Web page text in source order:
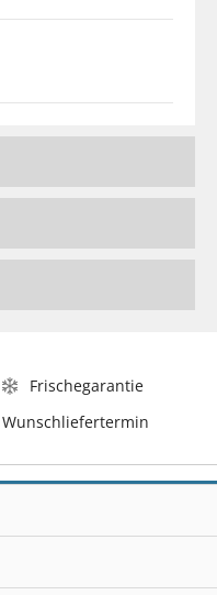
Frischegarantie
Wunschliefertermin